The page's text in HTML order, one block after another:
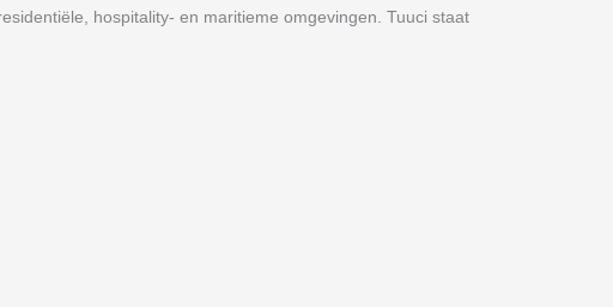
hospitality- en maritieme omgevingen. Tuuci staat